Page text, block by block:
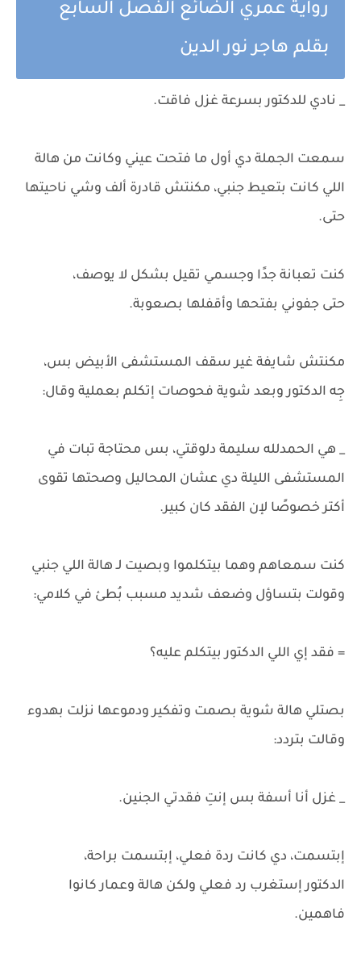
رواية عمري الضائع الفصل السابع
بقلم هاجر نور الدين
_ نادي للدكتور بسرعة غزل فاقت.
سمعت الجملة دي أول ما فتحت عيني وكانت من هالة
اللي كانت بتعيط جنبي، مكنتش قادرة ألف وشي ناحيتها
حتى.
كنت تعبانة جدًا وجسمي تقيل بشكل لا يوصف،
حتى جفوني بفتحها وأقفلها بصعوبة.
مكنتش شايفة غير سقف المستشفى الأبيض بس،
جِه الدكتور وبعد شوية فحوصات إتكلم بعملية وقال:
_ هي الحمدلله سليمة دلوقتي، بس محتاجة تبات في
المستشفى الليلة دي عشان المحاليل وصحتها تقوى
أكتر خصوصًا لإن الفقد كان كبير.
كنت سمعاهم وهما بيتكلموا وبصيت لـ هالة اللي جنبي
وقولت بتساؤل وضعف شديد مسبب بُطئ في كلامي:
= فقد إي اللي الدكتور بيتكلم عليه؟
بصتلي هالة شوية بصمت وتفكير ودموعها نزلت بهدوء
وقالت بتردد:
_ غزل أنا أسفة بس إنتِ فقدتي الجنين.
إبتسمت، دي كانت ردة فعلي، إبتسمت براحة،
الدكتور إستغرب رد فعلي ولكن هالة وعمار كانوا
فاهمين.